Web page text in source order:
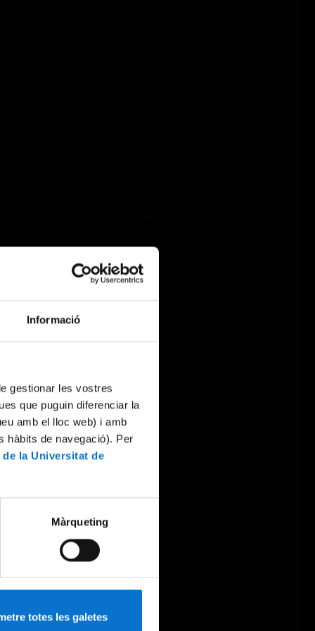
Informació
gestionar les vostres
que puguin diferenciar la
amb el lloc web) i amb
hàbits de navegació). Per
la Universitat de
Màrqueting
totes les galetes